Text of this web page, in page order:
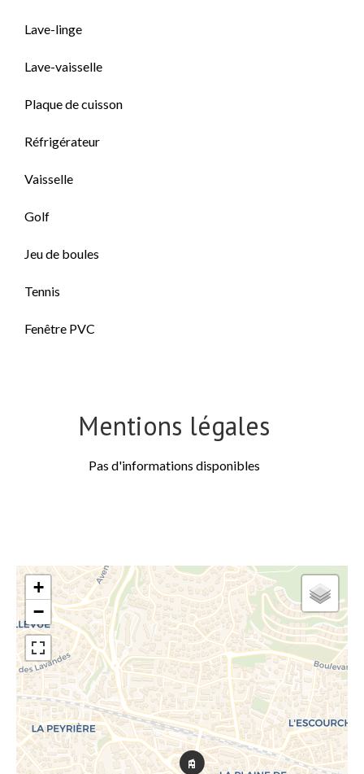
Lave-linge
Lave-vaisselle
Plaque de cuisson
Réfrigérateur
Vaisselle
Golf
Jeu de boules
Tennis
Fenêtre PVC
Mentions légales
Pas d'informations disponibles
+
−